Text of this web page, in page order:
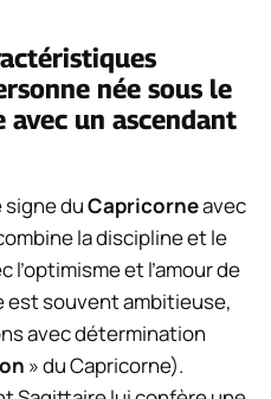
née sous le
avec un ascendant
signe duCapricorneavec
la discipline et le
et l’amour de
est souvent ambitieuse,
avec détermination
» du Capricorne).